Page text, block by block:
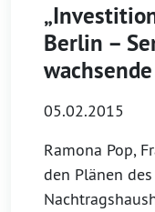
Berlin –
05.02.2015
Ramona Pop,
den Plänen